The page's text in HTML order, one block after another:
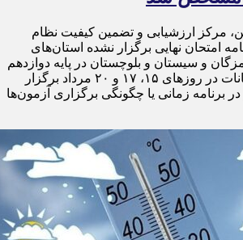
مرکز ارزشیابی و تضمین کیفیت نظام
امتحان نهایی برگزار نشده استان‌های
و سیستان و بلوچستان در پایه دوازدهم
را اعلام کرد. این امتحانات در روز‌های ۱۵، ۱۷ و ۲۰ مرداد برگزار
برنامه زمانی یا چگونگی برگزاری آزمون‌ها